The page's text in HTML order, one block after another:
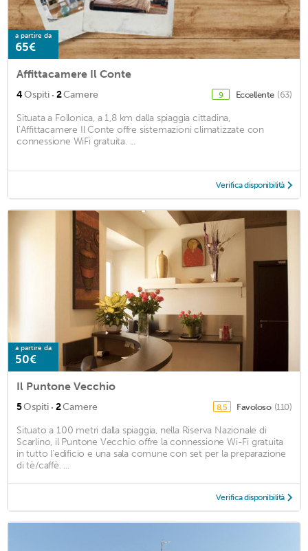
a partire da
65€
Affittacamere Il Conte
4Ospiti · 2Camere 9 Eccellente (63)
Situata a Follonica, a 1,8 km dalla spiaggia cittadina,
l’Affittacamere Il Conte offre sistemazioni climatizzate con
connessione WiFi gratuita. ...
Verifica disponibilità
a partire da
50€
Il Puntone Vecchio
5Ospiti · 2Camere 8,5 Favoloso (110)
Situato a 100 metri dalla spiaggia, nella Riserva Nazionale di
Scarlino, il Puntone Vecchio offre la connessione Wi-Fi gratuita
in tutto l'edificio e una sala comune con set per la preparazione
di tè/caffè. ...
Verifica disponibilità